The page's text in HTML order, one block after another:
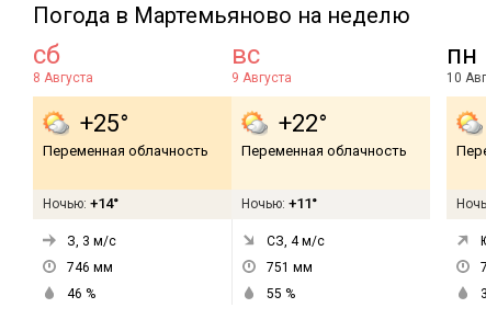
Погода в Мартемьяново на неделю
сб
8 Августа
+25°
Переменная облачность
Ночью: +14°
З, 3 м/с
746 мм
46 %
вс
9 Августа
+22°
Переменная облачность
Ночью: +11°
СЗ, 4м/с
751 мм
55 %
пн
10